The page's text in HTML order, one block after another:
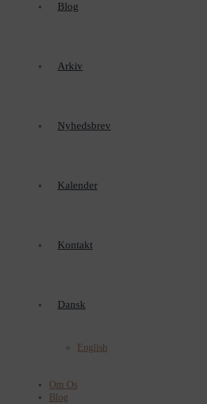
Blog
Arkiv
Nyhedsbrev
Kalender
Kontakt
Dansk
English
Om Os
Blog